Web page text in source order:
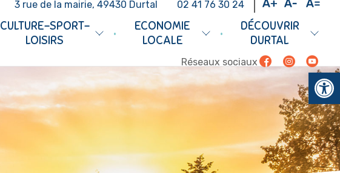
3 rue de la mairie, 49430 Durtal 02 41 76 30 24
CULTURE-SPORT-
LOISIRS
•
ECONOMIE
LOCALE
•
DÉCOUVRIR
DURTAL
Réseaux sociaux FacebookInstagram